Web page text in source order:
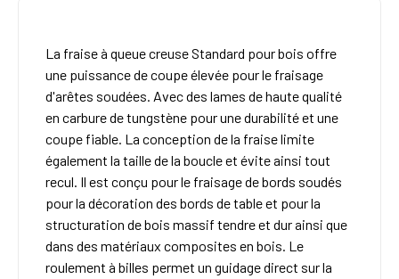
La fraise à queue creuse Standard pour bois offre
une puissance de coupe élevée pour le fraisage
d'arêtes soudées. Avec des lames de haute qualité
en carbure de tungstène pour une durabilité et une
coupe fiable. La conception de la fraise limite
également la taille de la boucle et évite ainsi tout
recul. Il est conçu pour le fraisage de bords soudés
pour la décoration des bords de table et pour la
structuration de bois massif tendre et dur ainsi que
dans des matériaux composites en bois. Le
roulement à billes permet un guidage direct sur la